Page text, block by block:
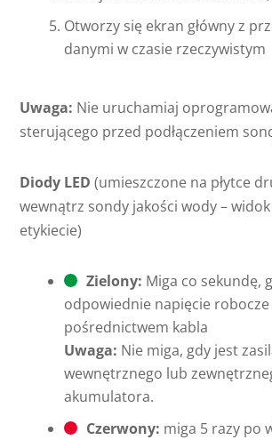
Otworzy się ekran główny z
danymi w czasie rzeczywistym
Uwaga: Nie uruchamiaj
sterującego przed podłączeniem
Diody LED(umieszczone na płytce
wewnątrz sondy jakości wody –
etykiecie)
Zielony: Miga co sekundę,
odpowiednie napięcie robocze
pośrednictwem kabla
Uwaga: Nie miga, gdy jest
wewnętrznego lub
akumulatora.
Czerwony: miga 5 razy po